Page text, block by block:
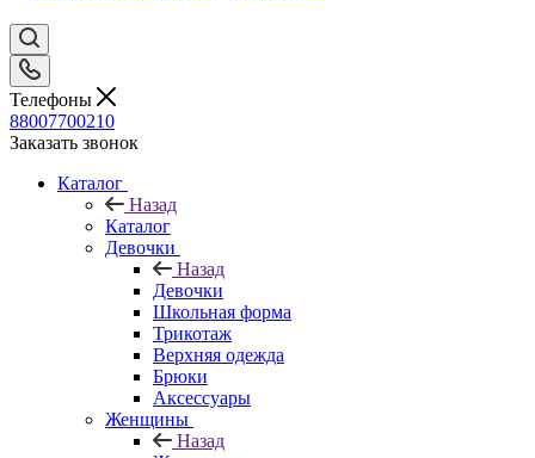
Телефоны
88007700210
Заказать звонок
Каталог
Назад
Каталог
Девочки
Назад
Девочки
Школьная форма
Трикотаж
Верхняя одежда
Брюки
Аксессуары
Женщины
Назад